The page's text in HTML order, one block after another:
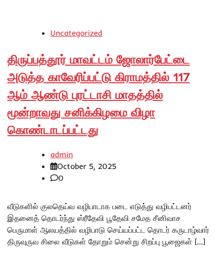
Uncategorized
திருப்பத்தூர் மாவட்டம் ஜோலார்பேட்டை
அடுத்த காவேரிப்பட்டு கிராமத்தில் 117
ஆம் ஆண்டு புரட்டாசி மாதத்தில்
மூன்றாவது சனிக்கிழமை விழா
கொண்டாடப்பட்டது
admin
October 5, 2025
0
வீடுகளில் குலதெய்வ வழிபாடாக படை எடுத்து வழிபட்டனர்
இதனைத் தொடர்ந்து ஸ்ரீதேவி பூதேவி சமேத சீனிவாச
பெருமாள் ஆலயத்தில் வழிபாடு செய்யப்பட்ட தொடர் கருடாழ்வார்
திருவுருவ சிலை வீடுகள் தோறும் சென்று சிறப்பு பூஜைகள் […]